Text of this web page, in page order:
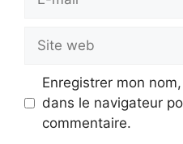
mail
web
Enregistrer mon
dans le navigateur
commentaire.